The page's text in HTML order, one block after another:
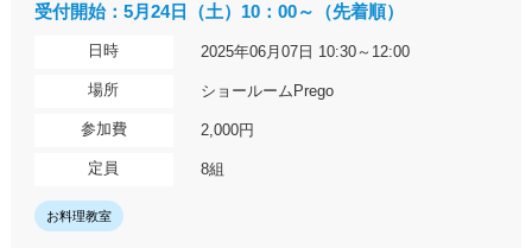
受付開始：5月24日（土）10：00～（先着順）
日時 2025年06月07日 10:30～12:00
場所 ショールームPrego
参加費 2,000円
定員 8組
お料理教室